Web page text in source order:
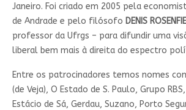
Janeiro. Foi criado em 2005 pela
de Andrade e pelo filósofo DENIS
professor da Ufrgs – para difundir uma
liberal bem mais à direita do espectro
Entre os patrocinadores temos nomes
(de Veja), O Estado de S. Paulo, Grupo
Estácio de Sá, Gerdau, Suzano, Porto